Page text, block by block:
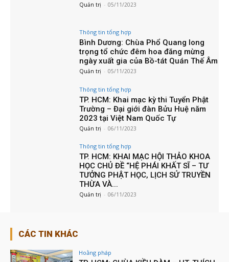
Quản trị - 05/11/2023
Thông tin tổng hợp
Bình Dương: Chùa Phổ Quang long
trọng tổ chức đêm hoa đăng mừng
ngày xuất gia của Bồ-tát Quán Thế Âm
Quản trị - 05/11/2023
Thông tin tổng hợp
TP. HCM: Khai mạc kỳ thi Tuyển Phật
Trường – Đại giới đàn Bửu Huệ năm
2023 tại Việt Nam Quốc Tự
Quản trị - 06/11/2023
Thông tin tổng hợp
TP. HCM: KHAI MẠC HỘI THẢO KHOA
HỌC CHỦ ĐỀ “HỆ PHÁI KHẤT SĨ – TƯ
TƯỞNG PHẬT HỌC, LỊCH SỬ TRUYỀN
THỪA VÀ...
Quản trị - 06/11/2023
CÁC TIN KHÁC
Hoằng pháp